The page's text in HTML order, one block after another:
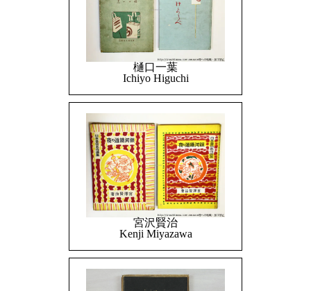
樋口一葉
Ichiyo Higuchi
宮沢賢治
Kenji Miyazawa